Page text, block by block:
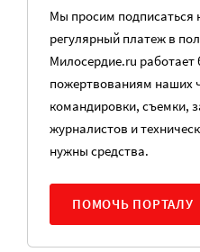
Мы просим подписаться
регулярный платеж в
Милосердие.ru
пожертвованиям наших
командировки, съемки,
журналистов и
нужны средства.
ПОМОЧЬ ПОРТАЛУ